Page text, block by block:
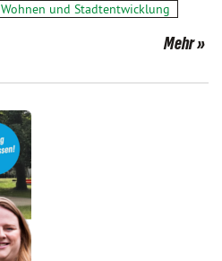
Wohnen und Stadtentwicklung
Mehr